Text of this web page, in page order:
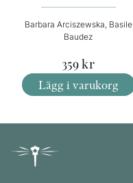
Barbara Arciszewska, Basile
Baudez
359kr
Lägg i varukorg